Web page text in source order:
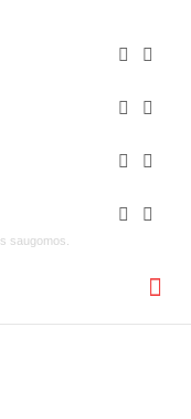








saugomos.